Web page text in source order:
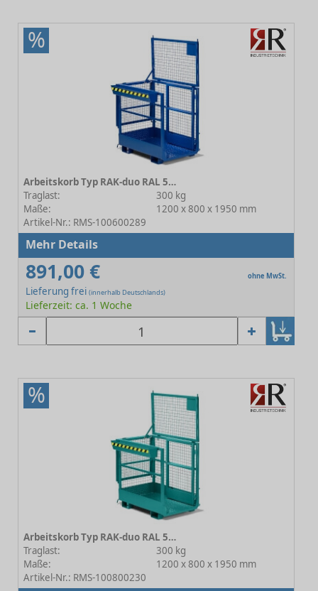
%
Arbeitskorb Typ RAK-duo RAL 5010 Enzianblau
Traglast:
300 kg
Maße:
1200 x 800 x 1950 mm
Artikel-Nr.: RMS-100600289
Mehr Details
891,00 € ohne MwSt.
Lieferung frei (innerhalb Deutschlands)
Lieferzeit: ca. 1 Woche
%
Arbeitskorb Typ RAK-duo RAL 5018 Türkisblau
Traglast:
300 kg
Maße:
1200 x 800 x 1950 mm
Artikel-Nr.: RMS-100800230